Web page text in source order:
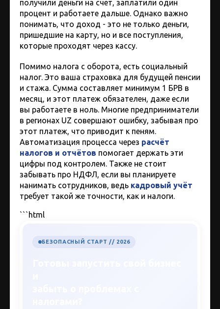
получили деньги на счет, заплатили один
процент и работаете дальше. Однако важно
понимать, что доход - это не только деньги,
пришедшие на карту, но и все поступления,
которые проходят через кассу.
Помимо налога с оборота, есть социальный
налог. Это ваша страховка для будущей пенсии
и стажа. Сумма составляет минимум 1 БРВ в
месяц, и этот платеж обязателен, даже если
вы работаете в ноль. Многие предприниматели
в регионах UZ совершают ошибку, забывая про
этот платеж, что приводит к пеням.
Автоматизация процесса через расчёт
налогов и отчётов помогает держать эти
цифры под контролем. Также не стоит
забывать про НДФЛ, если вы планируете
нанимать сотрудников, ведь кадровый учёт
требует такой же точности, как и налоги.
```html
БЕЗОПАСНЫЙ СТАРТ // 2026